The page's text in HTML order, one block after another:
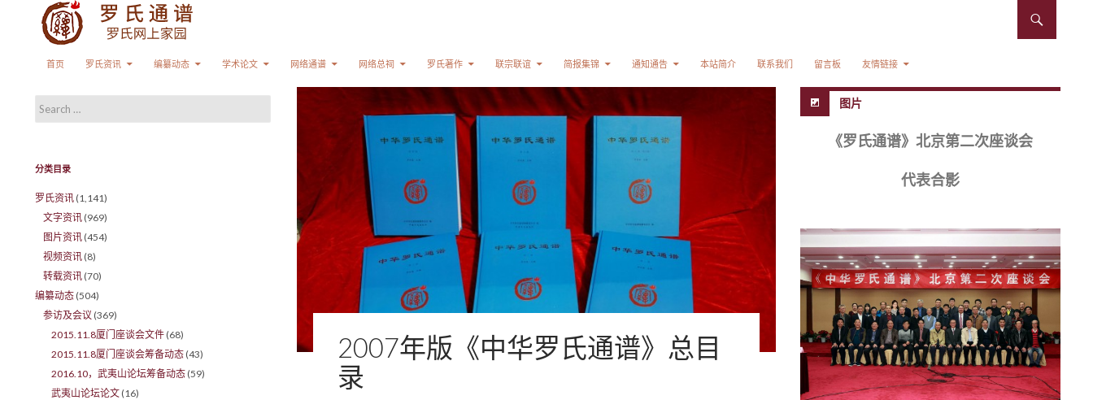
首页
罗氏资讯 编纂动态 学术论文 网络通谱 网络总祠 罗氏著作 联宗联谊 简报集锦 通知通告 本站简介 联系我们 留言板 友情链接
2007年版《中华罗氏通谱》总目
录
图片
《罗氏通谱》北京第二次座谈会
代表合影
Search for:
分类目录
罗氏资讯 (1,141)
文字资讯 (969)
图片资讯 (454)
视频资讯 (8)
转载资讯 (70)
编纂动态 (504)
参访及会议 (369)
2015.11.8厦门座谈会文件 (68)
2015.11.8厦门座谈会筹备动态 (43)
2016.10，武夷山论坛筹备动态 (59)
武夷山论坛论文 (16)